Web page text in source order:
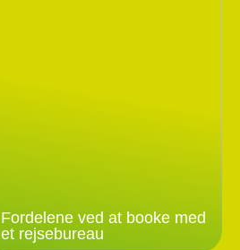
Fordelene ved at booke med
et rejsebureau